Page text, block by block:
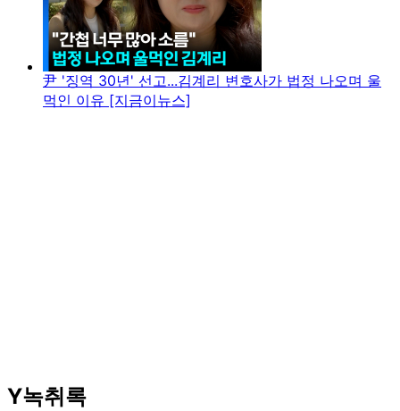
尹 '징역 30년' 선고...김계리 변호사가 법정 나오며 울
먹인 이유 [지금이뉴스]
Y녹취록